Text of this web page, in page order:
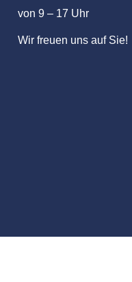
von 9 – 17 Uhr
Wir freuen uns auf Sie!